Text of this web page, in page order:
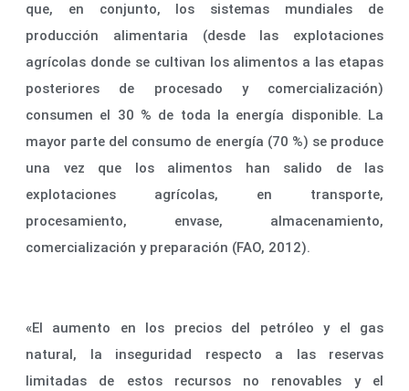
que, en conjunto, los sistemas mundiales de
producción alimentaria (desde las explotaciones
agrícolas donde se cultivan los alimentos a las etapas
posteriores de procesado y comercialización)
consumen el 30 % de toda la energía disponible. La
mayor parte del consumo de energía (70 %) se produce
una vez que los alimentos han salido de las
explotaciones agrícolas, en transporte,
procesamiento, envase, almacenamiento,
comercialización y preparación (FAO, 2012).
«El aumento en los precios del petróleo y el gas
natural, la inseguridad respecto a las reservas
limitadas de estos recursos no renovables y el